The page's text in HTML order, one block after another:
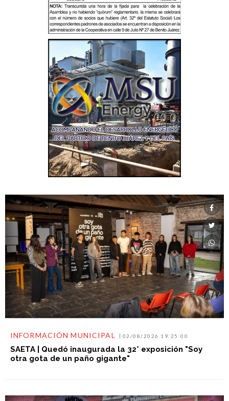
INFORMACIÓN MUNICIPAL 02/08/2026 19:25:00
SAETA | Quedó inaugurada la 32° exposición "Soy
otra gota de un paño gigante"